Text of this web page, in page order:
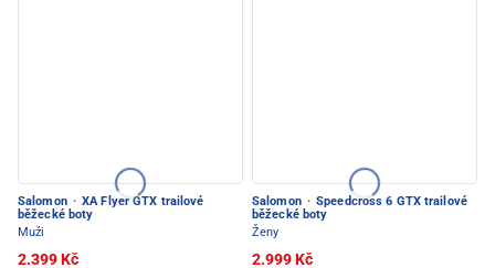
Salomon · XA Flyer GTX trailové
běžecké boty
Muži
2.399 Kč
Salomon · Speedcross 6 GTX trailové
běžecké boty
Ženy
2.999 Kč